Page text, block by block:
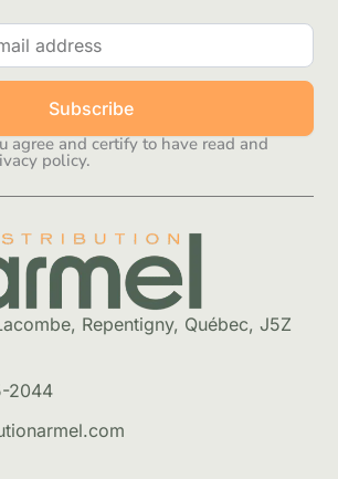
Subscribe
agree and certify to have read and
policy.
Repentigny, Québec, J5Z
2044